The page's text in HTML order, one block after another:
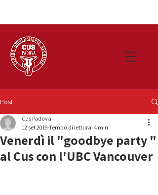
Post
Venerdì il "goodbye party "
al Cus con l'UBC Vancouver
Cus Padova
12 set 2019 Tempo di lettura: 4 min